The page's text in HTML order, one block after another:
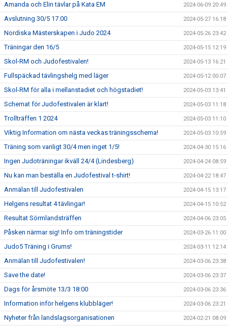
Amanda och Elin tävlar på Kata EM 2024-06-09 20:49
Avslutning 30/5 17.00 2024-05-27 16:18
Nordiska Mästerskapen i Judo 2024 2024-05-26 23:42
Träningar den 16/5 2024-05-15 12:19
Skol-RM och Judofestivalen! 2024-05-13 16:21
Fullspäckad tävlingshelg med läger 2024-05-12 00:07
Skol-RM för alla i mellanstadiet och högstadiet! 2024-05-03 13:41
Schemat för Judofestivalen är klart! 2024-05-03 11:18
Trollträffen 1 2024 2024-05-03 11:10
Viktig Information om nästa veckas träningsschema! 2024-05-03 10:59
Träning som vanligt 30/4 men inget 1/5! 2024-04-30 15:16
Ingen Judoträningar ikväll 24/4 (Lindesberg) 2024-04-24 08:59
Nu kan man beställa en Judofestival t-shirt! 2024-04-22 18:47
Anmälan till Judofestivalen 2024-04-15 13:17
Helgens resultat 4 tävlingar! 2024-04-15 10:52
Resultat Sörmlandsträffen 2024-04-06 23:05
Påsken närmar sig! Info om träningstider 2024-03-26 11:00
Judo5 Träning i Grums! 2024-03-11 12:14
Anmälan till Judofestivalen! 2024-03-06 23:38
Save the date! 2024-03-06 23:37
Dags för årsmöte 13/3 18:00 2024-03-06 23:36
Information inför helgens klubbläger! 2024-03-06 23:21
Nyheter från landslagsorganisationen 2024-02-21 08:09